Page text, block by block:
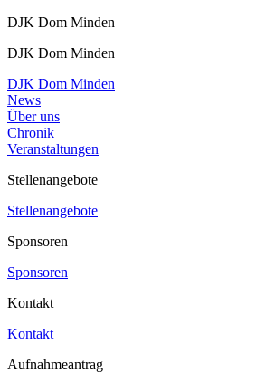
DJK Dom Minden
DJK Dom Minden
DJK Dom Minden
News
Über uns
Chronik
Veranstaltungen
Stellenangebote
Stellenangebote
Sponsoren
Sponsoren
Kontakt
Kontakt
Aufnahmeantrag